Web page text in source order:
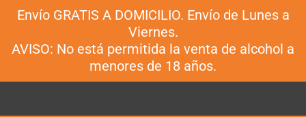
Envío GRATIS A DOMICILIO. Envío de Lunes a
Viernes.
AVISO: No está permitida la venta de alcohol a
menores de 18 años.
Sánchez-Garrido